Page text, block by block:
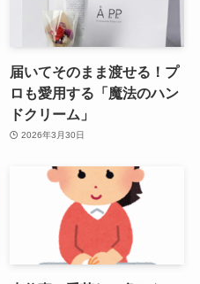
届いてそのまま渡せる！プ
ロも愛用する「魔法のハン
ドクリーム」
2026年3月30日